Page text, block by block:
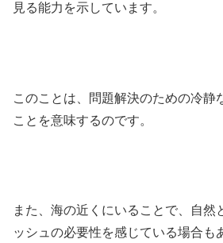
見る能力を示しています。
このことは、問題解決のための冷静
ことを意味するのです。
また、海の近くにいることで、自然
ッシュの必要性を感じている場合も